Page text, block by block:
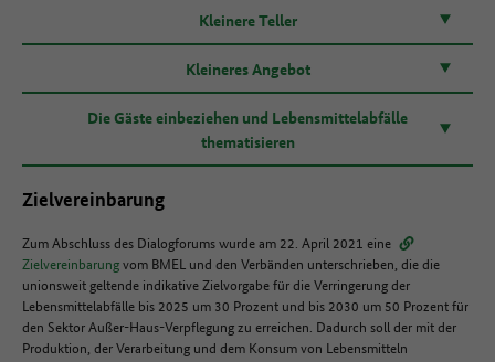
Kleinere Teller
Kleineres Angebot
Die Gäste einbeziehen und Lebensmittelabfälle
thematisieren
Zielvereinbarung
Zum Abschluss des Dialogforums wurde am 22. April 2021 eine
Zielvereinbarungvom BMEL und den Verbänden unterschrieben, die die
unionsweit geltende indikative Zielvorgabe für die Verringerung der
Lebensmittelabfälle bis 2025 um 30 Prozent und bis 2030 um 50 Prozent für
den Sektor Außer-Haus-Verpflegung zu erreichen. Dadurch soll der mit der
Produktion, der Verarbeitung und dem Konsum von Lebensmitteln